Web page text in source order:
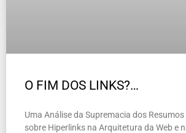
O FIM DOS LINKS?…
Uma Análise da Supremacia dos
sobre Hiperlinks na Arquitetura da Web e